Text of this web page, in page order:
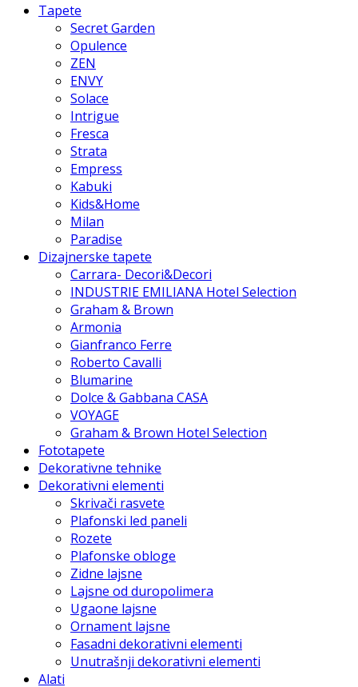
Tapete
Secret Garden
Opulence
ZEN
ENVY
Solace
Intrigue
Fresca
Strata
Empress
Kabuki
Kids&Home
Milan
Paradise
Dizajnerske tapete
Carrara- Decori&Decori
INDUSTRIE EMILIANA Hotel Selection
Graham & Brown
Armonia
Gianfranco Ferre
Roberto Cavalli
Blumarine
Dolce & Gabbana CASA
VOYAGE
Graham & Brown Hotel Selection
Fototapete
Dekorativne tehnike
Dekorativni elementi
Skrivači rasvete
Plafonski led paneli
Rozete
Plafonske obloge
Zidne lajsne
Lajsne od duropolimera
Ugaone lajsne
Ornament lajsne
Fasadni dekorativni elementi
Unutrašnji dekorativni elementi
Alati